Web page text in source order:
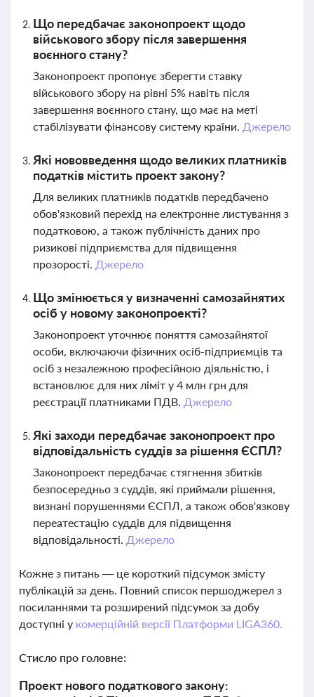
Що передбачає законопроект щодо
військового збору після завершення
воєнного стану?
Законопроект пропонує зберегти ставку
військового збору на рівні 5% навіть після
завершення воєнного стану, що має на меті
стабілізувати фінансову систему країни. Джерело
Які нововведення щодо великих платників
податків містить проект закону?
Для великих платників податків передбачено
обов'язковий перехід на електронне листування з
податковою, а також публічність даних про
ризикові підприємства для підвищення
прозорості. Джерело
Що змінюється у визначенні самозайнятих
осіб у новому законопроекті?
Законопроект уточнює поняття самозайнятої
особи, включаючи фізичних осіб-підприємців та
осіб з незалежною професійною діяльністю, і
встановлює для них ліміт у 4 млн грн для
реєстрації платниками ПДВ. Джерело
Які заходи передбачає законопроект про
відповідальність суддів за рішення ЄСПЛ?
Законопроект передбачає стягнення збитків
безпосередньо з суддів, які приймали рішення,
визнані порушеннями ЄСПЛ, а також обов'язкову
переатестацію суддів для підвищення
відповідальності. Джерело
Кожне з питань — це короткий підсумок змісту
публікацій за день. Повний список першоджерел з
посиланнями та розширений підсумок за добу
доступні у комерційній версії Платформи LIGA360.
Стисло про головне:
Проект нового податкового закону: